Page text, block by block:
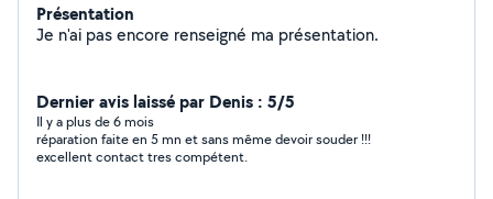
Présentation
Je n'ai pas encore renseigné ma présentation.
Dernier avis laissé par Denis : 5/5
Il y a plus de 6 mois
réparation faite en 5 mn et sans même devoir souder !!!
excellent contact tres compétent.